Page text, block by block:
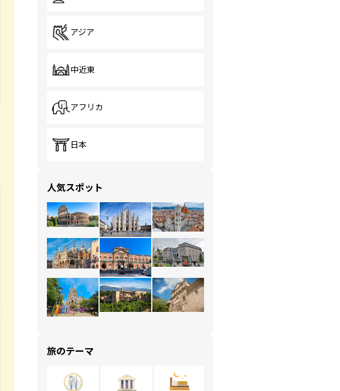
アジア
中近東
アフリカ
日本
人気スポット
旅のテーマ